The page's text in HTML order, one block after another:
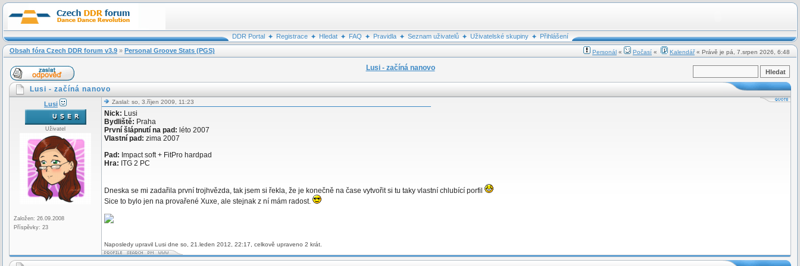
DDR Portal Registrace Hledat FAQ Pravidla Seznam uživatelů Uživatelské skupiny
Přihlášení
Obsah fóra Czech DDR forum v3.9 » Personal Groove Stats (PGS) Personál « Počasí « Kalendář« Právě je pá, 7.srpen 2026, 6:48
Lusi - začíná nanovo
Lusi - začíná nanovo
Lusi
Uživatel
Založen: 26.09.2008
Příspěvky: 23
Zaslal: so, 3.říjen 2009, 11:23
Nick: Lusi
Bydliště: Praha
První šlápnutí na pad: léto 2007
Vlastní pad: zima 2007
Pad: Impact soft + FitPro hardpad
Hra: ITG 2 PC
Dneska se mi zadařila první trojhvězda, tak jsem si řekla, že je konečně na čase vytvořit si tu taky vlastní chlubící porfil
Sice to bylo jen na provařené Xuxe, ale stejnak z ní mám radost.
Naposledy upravil Lusi dne so, 21.leden 2012, 22:17, celkově upraveno 2 krát.